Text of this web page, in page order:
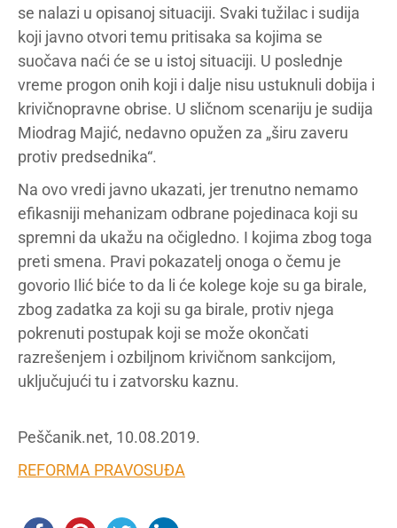
se nalazi u opisanoj situaciji. Svaki tužilac i sudija
koji javno otvori temu pritisaka sa kojima se
suočava naći će se u istoj situaciji. U poslednje
vreme progon onih koji i dalje nisu ustuknuli dobija i
krivičnopravne obrise. U sličnom scenariju je sudija
Miodrag Majić, nedavno opužen za „širu zaveru
protiv predsednika“.
Na ovo vredi javno ukazati, jer trenutno nemamo
efikasniji mehanizam odbrane pojedinaca koji su
spremni da ukažu na očigledno. I kojima zbog toga
preti smena. Pravi pokazatelj onoga o čemu je
govorio Ilić biće to da li će kolege koje su ga birale,
zbog zadatka za koji su ga birale, protiv njega
pokrenuti postupak koji se može okončati
razrešenjem i ozbiljnom krivičnom sankcijom,
uključujući tu i zatvorsku kaznu.
Peščanik.net, 10.08.2019.
REFORMA PRAVOSUĐA